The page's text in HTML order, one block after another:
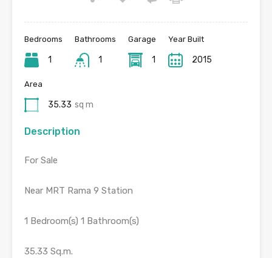
Bedrooms
1
Bathrooms
1
Garage
1
Year Built
2015
Area
35.33 sq m
Description
For Sale
Near MRT Rama 9 Station
1 Bedroom(s) 1 Bathroom(s)
35.33 Sq.m.